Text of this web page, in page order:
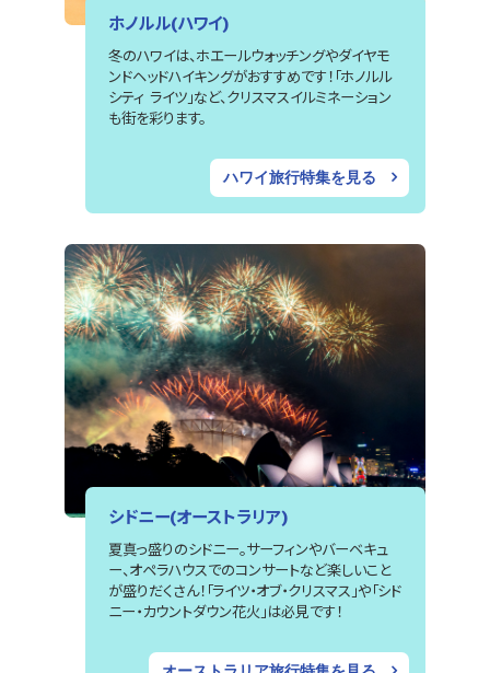
ホノルル(ハワイ)
冬のハワイは、ホエールウォッチングやダイヤモ
ンドヘッドハイキングがおすすめです！「ホノルル
シティ ライツ」など、クリスマスイルミネーション
も街を彩ります。
ハワイ旅行特集を見る
シドニー(オーストラリア)
夏真っ盛りのシドニー。サーフィンやバーベキュ
ー、オペラハウスでのコンサートなど楽しいこと
が盛りだくさん！「ライツ・オブ・クリスマス」や「シド
ニー・カウントダウン花火」は必見です！